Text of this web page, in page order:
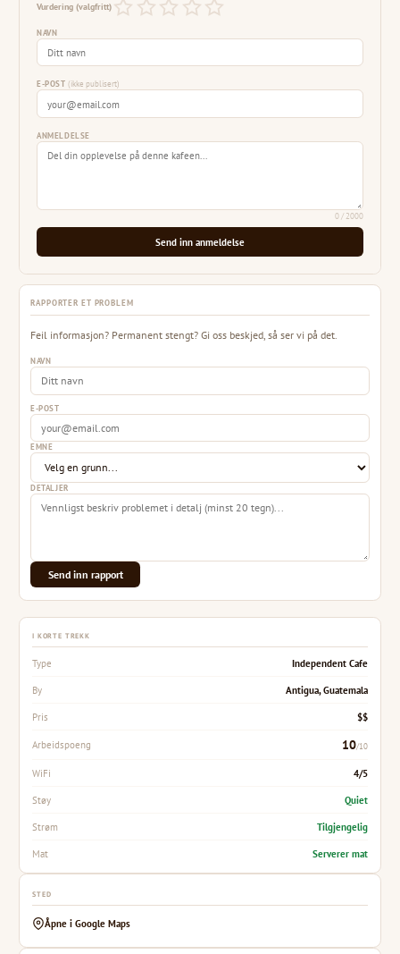
Vurdering (valgfritt)
NAVN
E-POST(ikke publisert)
ANMELDELSE
0/ 2000
Send inn anmeldelse
RAPPORTER ET PROBLEM
Feil informasjon? Permanent stengt? Gi oss beskjed, så ser vi på det.
NAVN
E-POST
EMNE
DETALJER
Send inn rapport
I KORTE TREKK
Type Independent Cafe
By Antigua, Guatemala
Pris $$
Arbeidspoeng 10/10
WiFi 4/5
Støy Quiet
Strøm Tilgjengelig
Mat Serverer mat
STED
Åpne i Google Maps